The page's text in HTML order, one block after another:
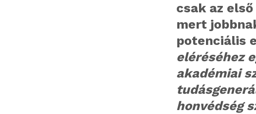
csak az
mert
potenciális
eléréséhez
akadémiai
honvédség